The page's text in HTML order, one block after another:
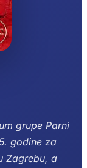
grupe Parni
godine za
Zagrebu, a